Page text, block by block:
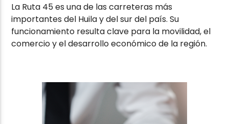
La Ruta 45 es una de las carreteras más
importantes del Huila y del sur del país. Su
funcionamiento resulta clave para la movilidad, el
comercio y el desarrollo económico de la región.